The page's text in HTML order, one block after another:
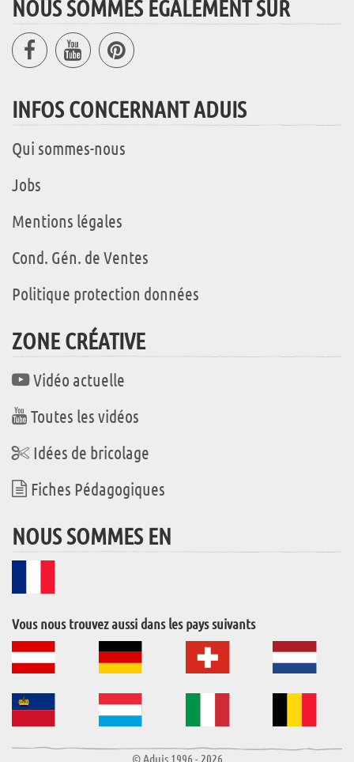
NOUS SOMMES ÉGALEMENT SUR
INFOS CONCERNANT ADUIS
Qui sommes-nous
Jobs
Mentions légales
Cond. Gén. de Ventes
Politique protection données
ZONE CRÉATIVE
Vidéo actuelle
Toutes les vidéos
Idées de bricolage
Fiches Pédagogiques
NOUS SOMMES EN
Vous nous trouvez aussi dans les pays suivants
© Aduis 1996 - 2026